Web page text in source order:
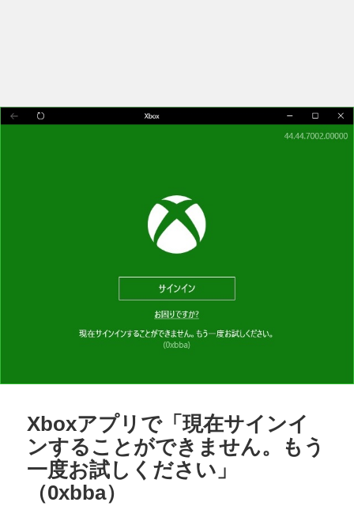
Xboxアプリで「現在サインイ
ンすることができません。もう
一度お試しください」
（0xbba）